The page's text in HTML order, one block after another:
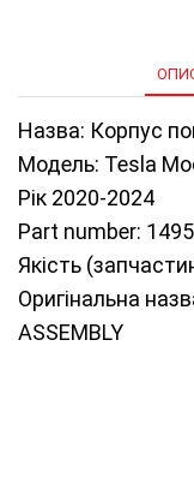
Назва: Корпус
Модель: Tesla
Рік 2020-2024
Part number:
Якість
Оригінальна
ASSEMBLY